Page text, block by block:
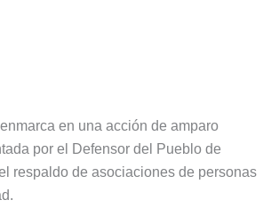
en una acción de amparo
por el Defensor del Pueblo de
respaldo de asociaciones de personas